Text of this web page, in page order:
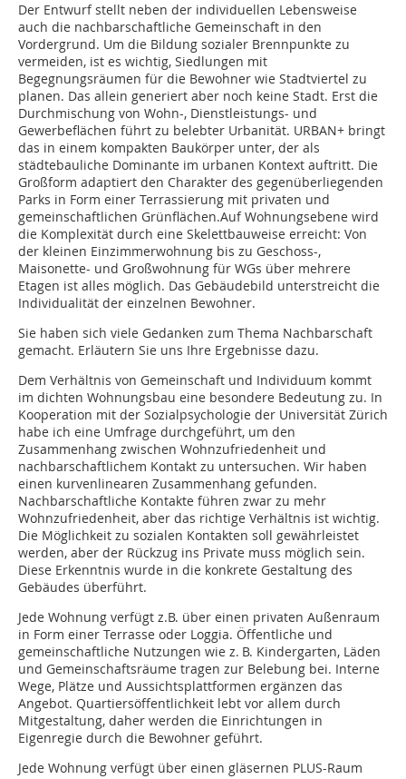
Der Entwurf stellt neben der individuellen Lebensweise
auch die nach­barschaftliche Gemeinschaft in den
Vordergrund. Um die Bildung sozialer Brennpunkte zu
vermeiden, ist es wichtig, Siedlungen mit
Begegnungsräumen für die Bewohner wie Stadtviertel zu
planen. Das allein generiert aber noch keine Stadt. Erst die
Durchmischung von Wohn-, Dienstleistungs- und
Gewerbeflächen führt zu belebter Urbanität. URBAN+ bringt
das in einem kompakten Baukörper unter, der als
städtebauliche Dominante im urbanen Kontext auftritt. Die
Großform adaptiert den Charakter des gegenüberliegenden
Parks in Form einer Terrassierung mit privaten und
gemeinschaftlichen Grünflächen.Auf Wohnungsebene wird
die Komplexität durch eine Skelettbauweise erreicht: Von
der kleinen Einzimmerwohnung bis zu Geschoss-,
Maisonette- und Großwohnung für WGs über mehrere
Etagen ist alles möglich. Das Gebäudebild unterstreicht die
Individualität der einzelnen Bewohner.
Sie haben sich viele Gedanken zum T­hema Nachbarschaft
gemacht. Erläutern Sie uns Ihre Ergebnisse dazu.
Dem Verhältnis von Gemeinschaft und Individuum kommt
im dichten Wohnungsbau eine besondere Bedeutung zu. In
Kooperation mit der Sozialpsychologie der Universität Zürich
habe ich eine Umfrage durchgeführt, um den
Zusammenhang zwischen Wohnzufriedenheit und
nachbarschaftlichem Kontakt zu untersuchen. Wir haben
einen kurvenlinearen Zusammenhang gefunden.
Nachbarschaftliche Kontakte führen zwar zu mehr
Wohnzufriedenheit, aber das richtige Verhältnis ist wichtig.
Die Möglichkeit zu sozialen Kontakten soll gewährleistet
werden, aber der Rückzug ins Private muss möglich sein.
Diese Erkenntnis wurde in die konkrete Gestaltung des
Gebäudes überführt.
Jede Wohnung verfügt z.B. über einen privaten Außenraum
in Form einer Terrasse oder Loggia. Öffentliche und
gemeinschaftliche Nutzungen wie z. B. Kindergarten, Läden
und Gemeinschaftsräume tragen zur Belebung bei. Interne
Wege, Plätze und Aussichtsplattformen ergänzen das
Angebot. Quartiersöffentlichkeit lebt vor allem durch
Mitgestaltung, daher werden die Einrichtungen in
Eigenregie durch die Bewohner geführt.
Jede Wohnung verfügt über einen gläsernen PLUS-Raum